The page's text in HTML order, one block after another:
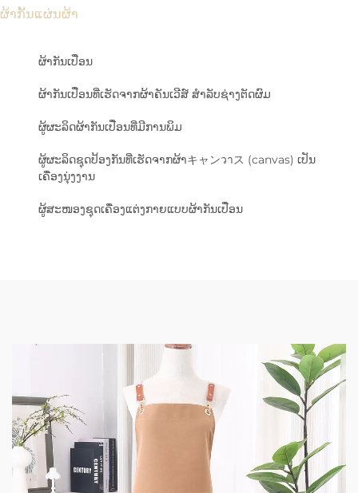
ຜ້າກັ້ນແຜ່ນຜ້າ
ຜ້າກັນເປື່ອນ
ຜ້າກັນເປື່ອນທີ່ເຮັດຈາກຜ້າຄັນເວີສ໌ ສຳລັບຊ່າງຕັດຜົມ
ຜູ້ຜະລິດຜ້າກັນເປື່ອນທີ່ມີການພິມ
ຜູ້ຜະລິດຊຸດປ້ອງກັນທີ່ເຮັດຈາກຜ້າキャンวาス (canvas) ເປັນ
ເຄື່ອງນຸ່ງງານ
ຜູ້ສະໜອງຊຸດເຄື່ອງແຕ່ງກາຍແບບຜ້າກັນເປື່ອນ